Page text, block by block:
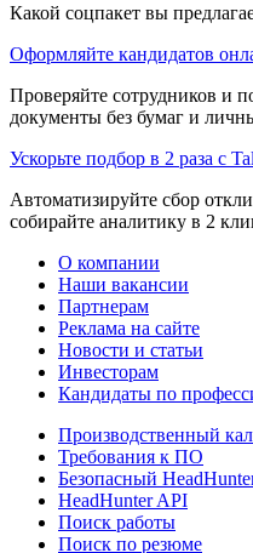
Какой соцпакет вы
Оформляйте кандидатов
Проверяйте сотрудников и
документы без бумаг и
Ускорьте подбор в 2 раза с
Автоматизируйте сбор
собирайте аналитику в 2
О компании
Наши вакансии
Партнерам
Реклама на сайте
Новости и статьи
Инвесторам
Кандидаты по
Производственный
Требования к ПО
Безопасный
HeadHunter API
Поиск работы
Поиск по резюме